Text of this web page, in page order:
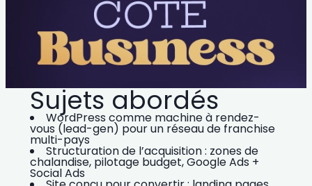
Sujets abordés
WordPress comme machine à rendez-
vous (lead-gen) pour un réseau de franchise
multi-pays
Structuration de l’acquisition : zones de
chalandise, pilotage budget, Google Ads +
Social Ads